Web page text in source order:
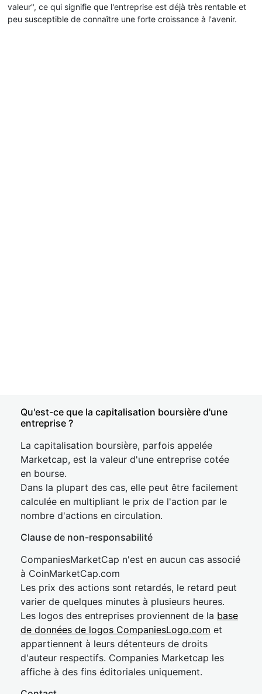
valeur", ce qui signifie que l'entreprise est déjà très rentable et
peu susceptible de connaître une forte croissance à l'avenir.
Qu'est-ce que la capitalisation boursière d'une
entreprise ?
La capitalisation boursière, parfois appelée
Marketcap, est la valeur d'une entreprise cotée
en bourse.
Dans la plupart des cas, elle peut être facilement
calculée en multipliant le prix de l'action par le
nombre d'actions en circulation.
Clause de non-responsabilité
CompaniesMarketCap n'est en aucun cas associé
à CoinMarketCap.com
Les prix des actions sont retardés, le retard peut
varier de quelques minutes à plusieurs heures.
Les logos des entreprises proviennent de la base
de données de logos CompaniesLogo.com et
appartiennent à leurs détenteurs de droits
d'auteur respectifs. Companies Marketcap les
affiche à des fins éditoriales uniquement.